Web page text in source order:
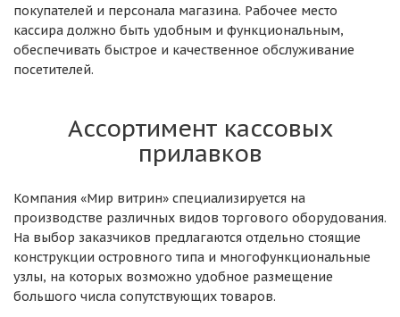
покупателей и персонала магазина. Рабочее место
кассира должно быть удобным и функциональным,
обеспечивать быстрое и качественное обслуживание
посетителей.
Ассортимент кассовых
прилавков
Компания «Мир витрин» специализируется на
производстве различных видов торгового оборудования.
На выбор заказчиков предлагаются отдельно стоящие
конструкции островного типа и многофункциональные
узлы, на которых возможно удобное размещение
большого числа сопутствующих товаров.